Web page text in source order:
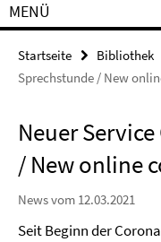
MENÜ
Startseite Bibliothek
Sprechstunde / New
Neuer
/ New online
News vom 12.03.2021
Seit Beginn der